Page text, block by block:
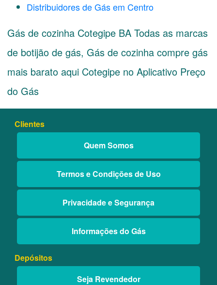
Distribuidores de Gás em Centro
Gás de cozinha Cotegipe BA Todas as marcas
de botijão de gás, Gás de cozinha compre gás
mais barato aqui Cotegipe no Aplicativo Preço
do Gás
Clientes
Quem Somos
Termos e Condições de Uso
Privacidade e Segurança
Informações do Gás
Depósitos
Seja Revendedor